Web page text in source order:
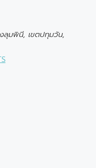
ลุมพินี, เขตปทุมวัน,